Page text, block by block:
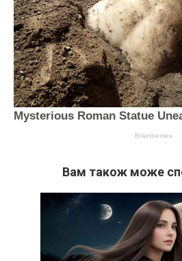
Вам також може